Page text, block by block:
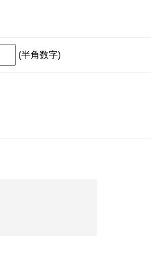
(半角数字)